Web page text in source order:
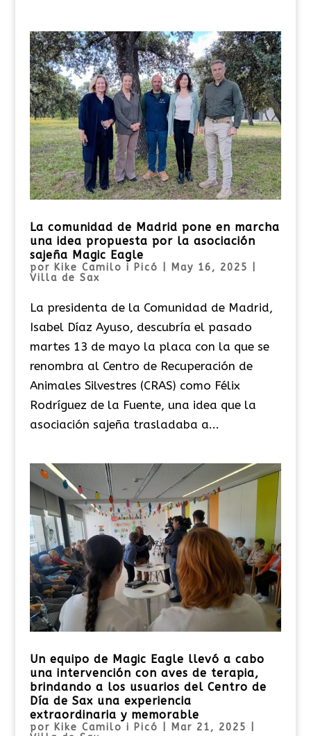
La comunidad de Madrid pone en marcha
una idea propuesta por la asociación
sajeña Magic Eagle
por Kike Camilo i Picó May 16, 2025
Villa de Sax
La presidenta de la Comunidad de Madrid,
Isabel Díaz Ayuso, descubría el pasado
martes 13 de mayo la placa con la que se
renombra al Centro de Recuperación de
Animales Silvestres (CRAS) como Félix
Rodríguez de la Fuente, una idea que la
asociación sajeña trasladaba a...
Un equipo de Magic Eagle llevó a cabo
una intervención con aves de terapia,
brindando a los usuarios del Centro de
Día de Sax una experiencia
extraordinaria y memorable
por Kike Camilo i Picó Mar 21, 2025